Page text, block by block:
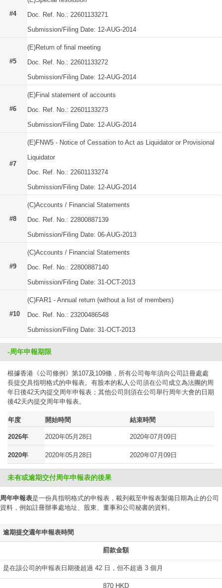
#4
Doc. Ref. No.: 22601133271
Submission/Filing Date: 12-AUG-2014
#5
(E)Return of final meeting
Doc. Ref. No.: 22601133272
Submission/Filing Date: 12-AUG-2014
#6
(E)Final statement of accounts
Doc. Ref. No.: 22601133273
Submission/Filing Date: 12-AUG-2014
#7
(E)FNW5 - Notice of Cessation to Act as Liquidator or Provisional
Liquidator
Doc. Ref. No.: 22601133274
Submission/Filing Date: 12-AUG-2014
#8
(C)Accounts / Financial Statements
Doc. Ref. No.: 22800887139
Submission/Filing Date: 06-AUG-2013
#9
(C)Accounts / Financial Statements
Doc. Ref. No.: 22800887140
Submission/Filing Date: 31-OCT-2013
#10
(C)FAR1 - Annual return (without a list of members)
Doc. Ref. No.: 23200486548
Submission/Filing Date: 31-OCT-2013
-周年申報期限
根據香港《公司條例》第107及109條，所有公司每年須向公司註冊處處
長提交具指明格式的申報表。有股本的私人公司須在公司成立為法團的周
年日後42天內提交周年申報表；其他公司則須在公司舉行周年大會的日期
後42天內提交周年申報表。
年度 開始時間 結束時間
2026年 2020年05月28日 2020年07月09日
2020年 2020年05月28日 2020年07月09日
未有或逾期交付周年申報表的後果
周年申報表是一份具指明格式的申報表，載列截至申報表製備日期為止的公司
資料，例如註冊辦事處地址、股東、董事和公司秘書的資料。
逾期提交週年申報表時間
罰款金額
是在該公司的申報表日期後超過 42 日，但不超過 3 個月
870 HKD